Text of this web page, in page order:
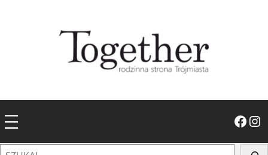
Facebook Instagram